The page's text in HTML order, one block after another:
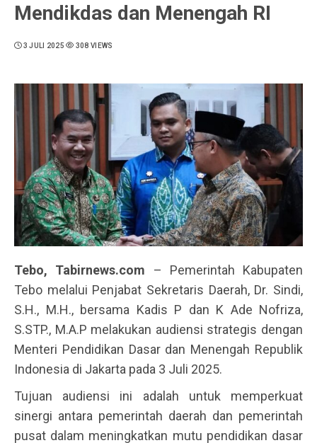
Mendikdas dan Menengah RI
3 JULI 2025 308 VIEWS
Tebo, Tabirnews.com – Pemerintah Kabupaten
Tebo melalui Penjabat Sekretaris Daerah, Dr. Sindi,
S.H., M.H., bersama Kadis P dan K Ade Nofriza,
S.STP., M.A.P melakukan audiensi strategis dengan
Menteri Pendidikan Dasar dan Menengah Republik
Indonesia di Jakarta pada 3 Juli 2025.
Tujuan audiensi ini adalah untuk memperkuat
sinergi antara pemerintah daerah dan pemerintah
pusat dalam meningkatkan mutu pendidikan dasar